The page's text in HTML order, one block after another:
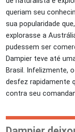
queriam seu
sua popularidade
explorasse a
pudessem ser
Dampier teve até
Brasil. Infelizmente,
desfez rapidamente
contra seu